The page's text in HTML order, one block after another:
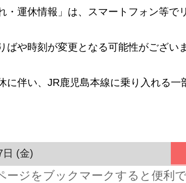
・運休情報」は、スマートフォン等で
や時刻が変更となる可能性がござい
に伴い、JR鹿児島本線に乗り入れる一
日 (金)
ジをブックマークすると便利で